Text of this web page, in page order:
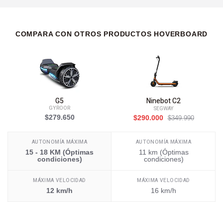
COMPARA CON OTROS PRODUCTOS HOVERBOARD
G5
GYROOR
$279.650
AUTONOMÍA MÁXIMA
15 - 18 KM (Óptimas
condiciones)
MÁXIMA VELOCIDAD
12 km/h
Ninebot C2
SEGWAY
$290.000
$349.990
AUTONOMÍA MÁXIMA
11 km (Óptimas
condiciones)
MÁXIMA VELOCIDAD
16 km/h